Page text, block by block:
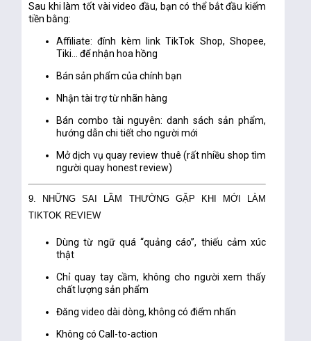
Sau khi làm tốt vài video đầu, bạn có thể bắt đầu kiếm
tiền bằng:
Affiliate: đính kèm link TikTok Shop, Shopee,
Tiki... để nhận hoa hồng
Bán sản phẩm của chính bạn
Nhận tài trợ từ nhãn hàng
Bán combo tài nguyên: danh sách sản phẩm,
hướng dẫn chi tiết cho người mới
Mở dịch vụ quay review thuê (rất nhiều shop tìm
người quay honest review)
9. NHỮNG SAI LẦM THƯỜNG GẶP KHI MỚI LÀM
TIKTOK REVIEW
Dùng từ ngữ quá “quảng cáo”, thiếu cảm xúc
thật
Chỉ quay tay cầm, không cho người xem thấy
chất lượng sản phẩm
Đăng video dài dòng, không có điểm nhấn
Không có Call-to-action